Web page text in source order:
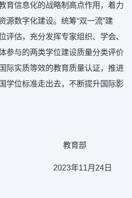
育信息化的战略制高点作用，着力
源数字化建设。统筹“双一流”建
评估，充分发挥专家组织、学会、
参与的两类学位建设质量分类评价
际实质等效的教育质量认证，推进
学位标准走出去，不断提升国际影
部
11月24日